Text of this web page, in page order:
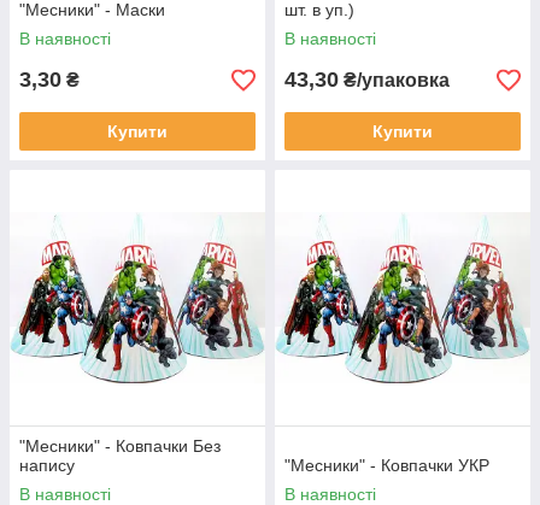
"Месники" - Маски
В наявності
3,30 ₴
Купити
шт. в уп.)
В наявності
43,30 ₴/упаковка
Купити
"Месники" - Ковпачки Без
напису
В наявності
"Месники" - Ковпачки УКР
В наявності